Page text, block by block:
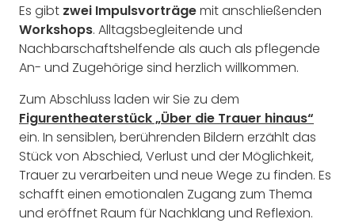
Es gibt zwei Impulsvorträgemitanschließenden
Workshops. Alltagsbegleitende und
Nachbarschaftshelfende als auch als pflegende
An- und Zugehörige sind herzlich willkommen.
Zum Abschluss laden wir Sie zu dem
Figurentheaterstück „Über die Trauer hinaus“
ein. In sensiblen, berührenden Bildern erzählt das
Stück von Abschied, Verlust und der Möglichkeit,
Trauer zu verarbeiten und neue Wege zu finden. Es
schafft einen emotionalen Zugang zum Thema
und eröffnet Raum für Nachklang und Reflexion.